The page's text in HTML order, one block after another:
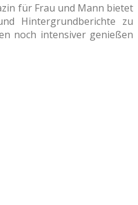
für Frau und Mann bietet
Hintergrundberichte zu
noch intensiver genießen